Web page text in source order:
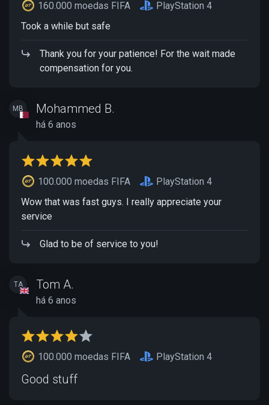
160.000 moedas FIFA
PlayStation 4
Took a while but safe
Thank you for your patience! For the wait made
compensation for you.
MB Mohammed B.
há 6 anos
100.000 moedas FIFA
PlayStation 4
Wow that was fast guys. I really appreciate your
service
Glad to be of service to you!
TA Tom A.
há 6 anos
100.000 moedas FIFA PlayStation 4
Good stuff